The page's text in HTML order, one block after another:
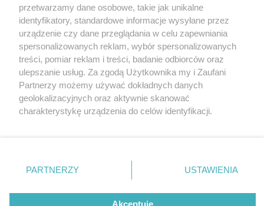
1 / 0
Nie zapomnij
zapoznać się z:
polityką prywatności regulamin korzystania z portali
Twojemiasto
Piekary Śląskie
Chorzów
Tarnowskie Góry
Gliwice
Skontakuj sięz nami
Kontakt
Wydawca
Redakcja
przetwarzamy dane osobowe, takie jak unikalne
identyfikatory, standardowe informacje wysyłane przez
urządzenie czy dane przeglądania w celu zapewniania
spersonalizowanych reklam, wybór spersonalizowanych
treści, pomiar reklam i treści, badanie odbiorców oraz
ulepszanie usług. Za zgodą Użytkownika my i Zaufani
Partnerzy możemy używać dokładnych danych
geolokalizacyjnych oraz aktywnie skanować
charakterystykę urządzenia do celów identyfikacji.
zmienić/wycofać klikając przycisk ustawień prywatności
znajdujący się w lewym dolnym rogu strony
rodzaje przetwarzania danych nie wymagają zgody
użytkownika, ale masz prawo sprzeciwić się takiemu
PARTNERZY USTAWIENIA
Akceptuję